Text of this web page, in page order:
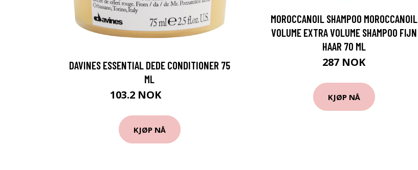
DAVINES ESSENTIAL DEDE CONDITIONER 75
ML
103.2 NOK
KJØP NÅ
MOROCCANOIL SHAMPOO MOROCCANOIL
VOLUME EXTRA VOLUME SHAMPOO FIJN
HAAR 70 ML
287 NOK
KJØP NÅ